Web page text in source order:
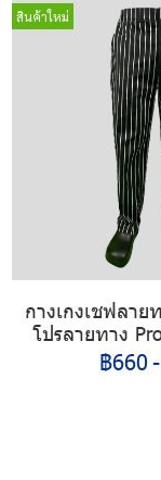
สินค้าใหม่
กางเกงเชฟลาย
โปรลายทาง
฿660-